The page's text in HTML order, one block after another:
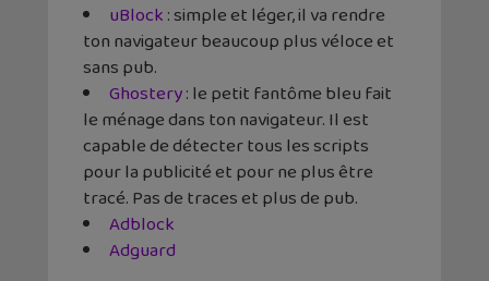
uBlock: simple et léger, il va rendre
ton navigateur beaucoup plus véloce et
sans pub.
Ghostery: le petit fantôme bleu fait
le ménage dans ton navigateur. Il est
capable de détecter tous les scripts
pour la publicité et pour ne plus être
tracé. Pas de traces et plus de pub.
Adblock
Adguard